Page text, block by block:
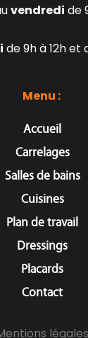
Menu :
Accueil
Carrelages
Salles de bains
Cuisines
Plan de travail
Dressings
Placards
Contact
vendredi de
de 9h à 12h et
légales